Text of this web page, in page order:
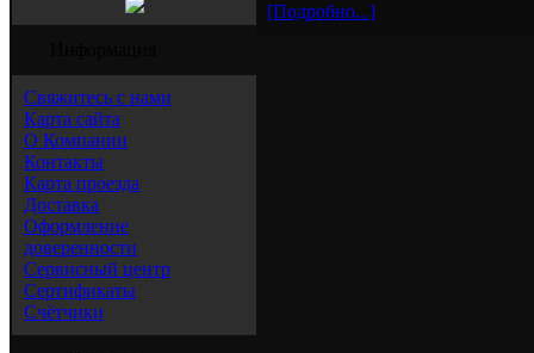
Свяжитесь с нами
Карта сайта
О Компании
Контакты
Карта проезда
Доставка
Оформление
доверенности
Сервисный центр
Сертификаты
Счётчики
[Подробно...]